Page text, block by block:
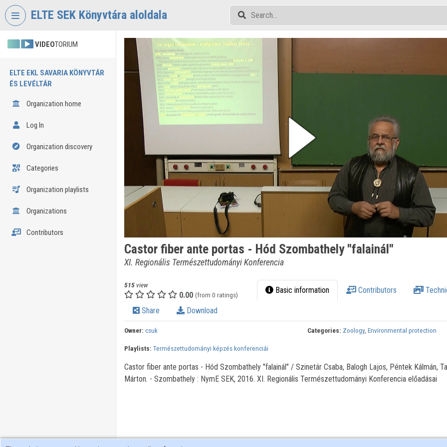
Skip header
ELTE SEK Könyvtára aloldala
VIDEOTORIUM
ELTE EKL SAVARIA KÖNYVTÁR
ÉS LEVÉLTÁR
Organization home
Log In
Organization discovery
Categories
Organization playlists
Organizations
Contributors
Castor fiber ante portas - Hód Szombathely "falainál"
XI. Regionális Természettudományi Konferencia
515view
0.00 (from 0 ratings) Basic information Contributors
Share Download
Owner: csuk Categories: Zoology,Environmental protection
Playlists: Természettudományi képzés konferenciái
Castor fiber ante portas - Hód Szombathely "falainál" / Szinetár Csaba, Balogh Lajos, Péntek Kálmán,
Márton. - Szombathely : NymE SEK, 2016. XI. Regionális Természettudományi Konferencia előadásai